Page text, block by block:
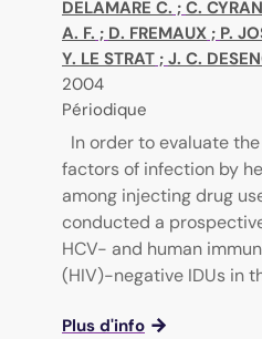
DELAMARE C. ; C. CYRAN
A. F. ; D. FREMAUX ; P.
Y. LE STRAT ; J. C.
2004
Périodique
In order to evaluate
factors of infection by
among injecting drug
conducted a
HCV- and human
(HIV)-negative IDUs in
Plus d'info